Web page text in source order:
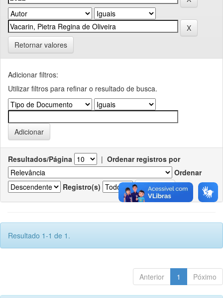
Retornar valores
Adicionar filtros:
Utilizar filtros para refinar o resultado de busca.
Resultados/Página | Ordenar registros por
Ordenar
Registro(s)
Resultado 1-1 de 1.
Anterior 1 Póximo